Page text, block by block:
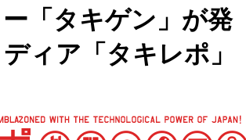
「タキゲン」が発
ィア「タキレポ」